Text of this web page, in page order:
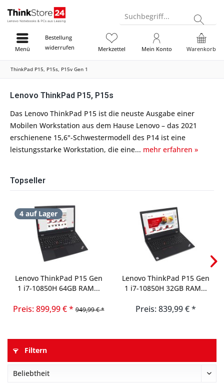
Suchbegriff...
Bestellung
widerrufen
Warenkorb
Merkzettel Mein Konto
Menü
ThinkPad P15, P15s, P15v Gen 1
Lenovo ThinkPad P15, P15s
Das Lenovo ThinkPad P15 ist die neuste Ausgabe einer
Mobilen Workstation aus dem Hause Lenovo – das 2021
erschienene 15,6"-Schwestermodell des P14 ist eine
leistungsstarke Workstation, die eine... mehr erfahren »
Topseller
4 auf Lager
Lenovo ThinkPad P15 Gen
1 i7-10850H 64GB RAM...
Preis: 899,99 € * 949,99 € *
Lenovo ThinkPad P15 Gen
1 i7-10850H 32GB RAM...
Preis: 839,99 € *
Filtern